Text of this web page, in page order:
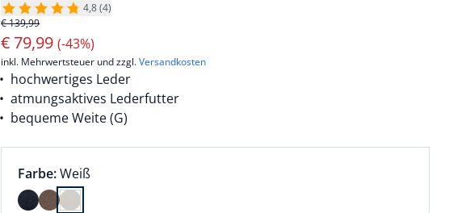
4,8 (4)
€ 139,99
€ 79,99(-43%)
inkl. Mehrwertsteuer und zzgl.Versandkosten
hochwertiges Leder
atmungsaktives Lederfutter
bequeme Weite (G)
Farbauswahl:
Farbe:aktuell ausgewählt:
Weiß
Farbe Weiß ausgewählt